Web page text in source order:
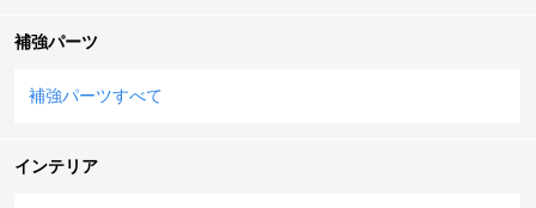
補強パーツ
補強パーツすべて
インテリア